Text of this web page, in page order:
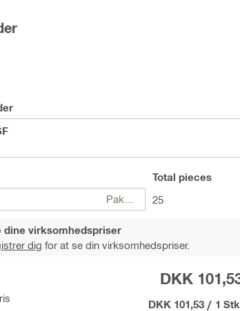
Pakker
Total pieces
25
dine virksomhedspriser
dig for at se din virksomhedspriser.
DKK
DKK 101,53 / 1